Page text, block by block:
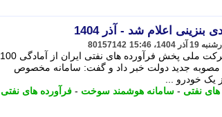
80157142
مدیر سامانه هوشمند سوخت شرکت ملی پخش فرآورده های نفتی ایران از آمادگی 100
جدید دولت خبر داد و گفت: سامانه مخصوص
یک خودرو ...
نفتی - سامانه هوشمند سوخت - فرآورده های نفتی